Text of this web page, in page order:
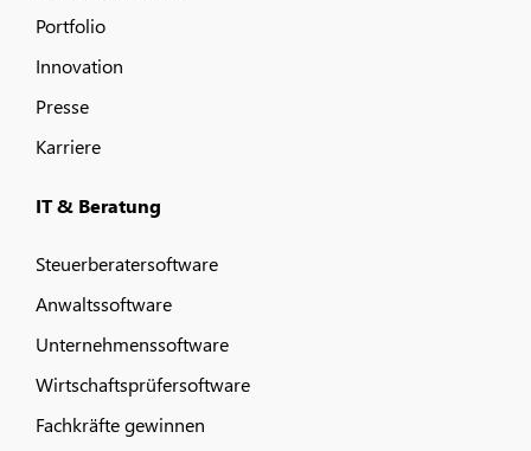
Portfolio
Innovation
Presse
Karriere
IT & Beratung
Steuerberatersoftware
Anwaltssoftware
Unternehmenssoftware
Wirtschaftsprüfersoftware
Fachkräfte gewinnen